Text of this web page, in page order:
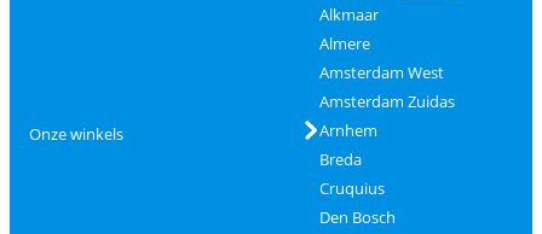
Onze winkels
Alkmaar
Almere
Amsterdam West
Amsterdam Zuidas
Arnhem
Breda
Cruquius
Den Bosch